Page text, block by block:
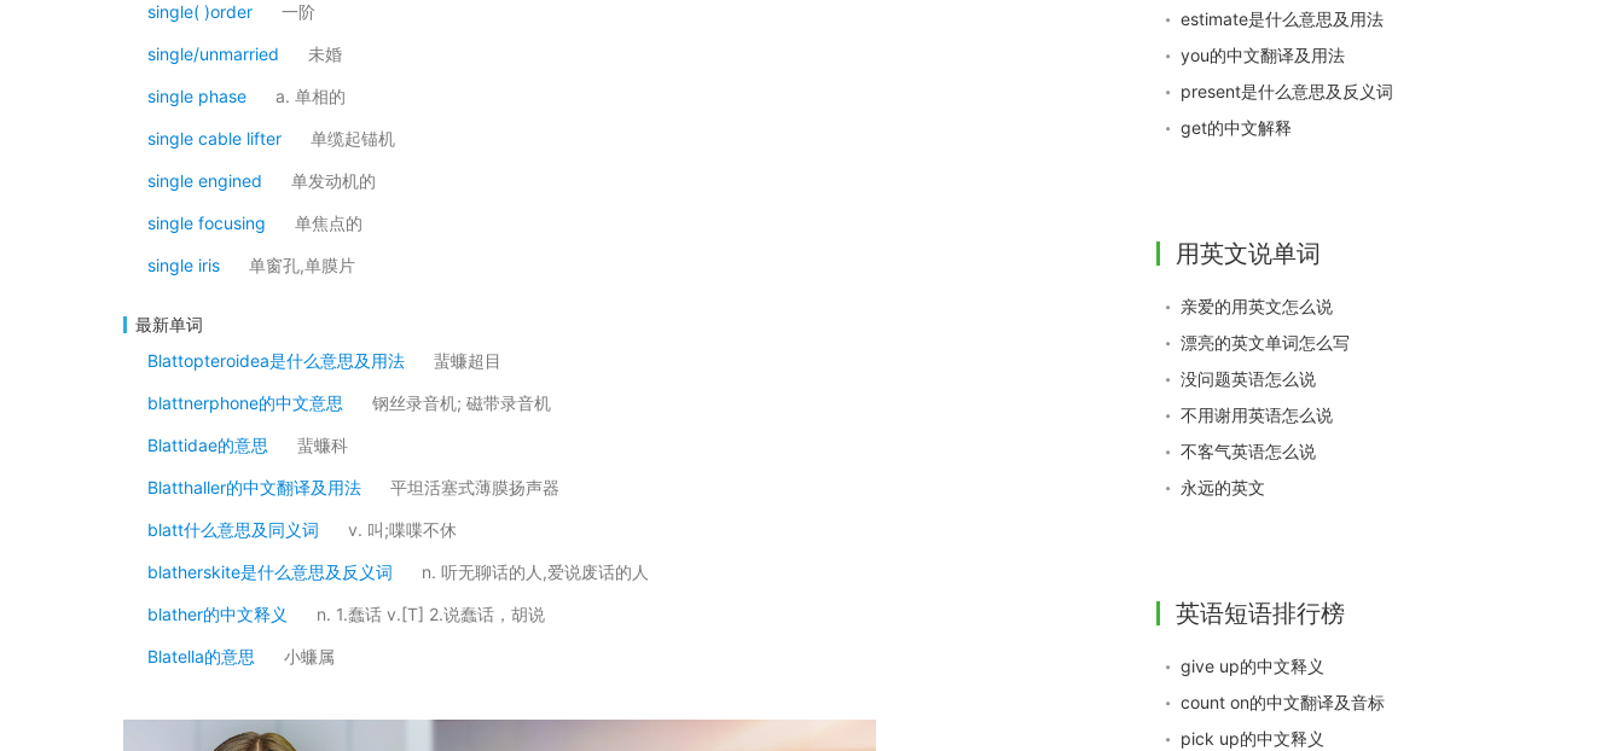
single( )order 一阶
single/unmarried 未婚
single phase a. 单相的
single cable lifter 单缆起锚机
single engined 单发动机的
single focusing 单焦点的
single iris 单窗孔,单膜片
最新单词
Blattopteroidea是什么意思及用法
蜚蠊超目
blattnerphone的中文意思 钢丝录音机; 磁带录音机
Blattidae的意思 蜚蠊科
Blatthaller的中文翻译及用法 平坦活塞式薄膜扬声器
blatt什么意思及同义词 v. 叫;喋喋不休
blatherskite是什么意思及反义词 n. 听无聊话的人,爱说废话的人
blather的中文释义 n. 1.蠢话 v.[T] 2.说蠢话，胡说
Blatella的意思 小蠊属
estimate是什么意思及用法
you的中文翻译及用法
present是什么意思及反义词
get的中文解释
用英文说单词
亲爱的用英文怎么说
漂亮的英文单词怎么写
没问题英语怎么说
不用谢用英语怎么说
不客气英语怎么说
永远的英文
英语短语排行榜
give up的中文释义
count on的中文翻译及音标
pick up的中文释义